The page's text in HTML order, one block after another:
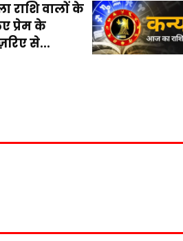
राशि वालों के
प्रेम के
से...